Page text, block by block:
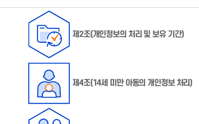
제2조(개인정보의 처리 및 보유 기간)
제4조(14세 미만 아동의 개인정보 처리)